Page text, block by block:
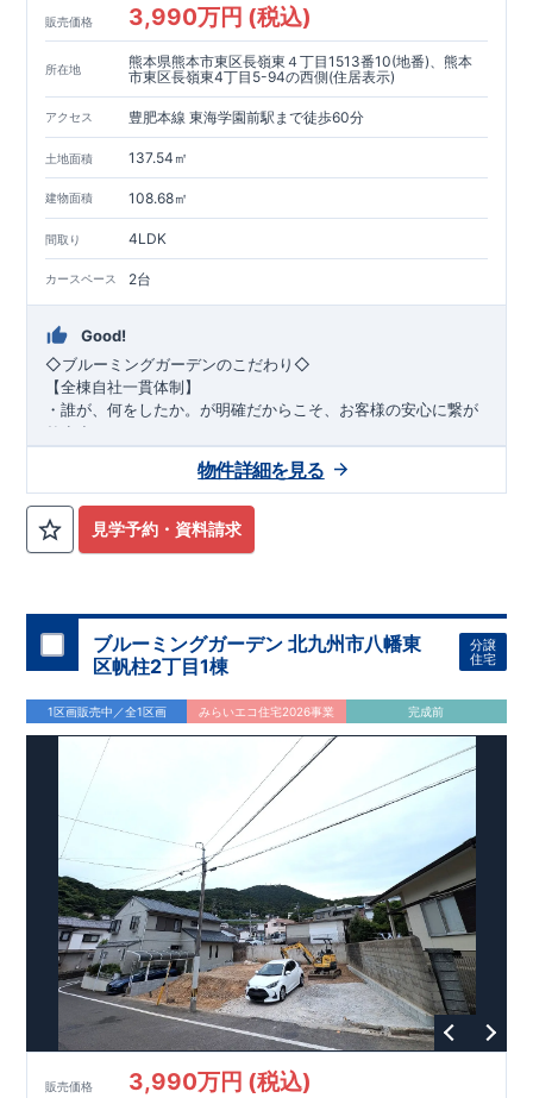
販売価格 3,990万円 (税込)
所在地
熊本県熊本市東区長嶺東４丁目1513番10(地番)、熊本
市東区長嶺東4丁目5-94の西側(住居表示)
アクセス 豊肥本線 東海学園前駅まで徒歩60分
土地面積 137.54㎡
建物面積 108.68㎡
間取り 4LDK
カースペース 2台
Good!
◇ブルーミングガーデンのこだわり◇
【全棟自社一貫体制】
・誰が、何をしたか。が明確だからこそ、お客様の安心に繋が
ります。
・不要な中間マージンを抑えることで、コストダウンに努めて
います。
【耐震等級3取得】
｢数百年に一度発生する地震に対して、倒壊、崩壊しない。｣
という基準から、さらに1.5倍の耐震力を達成しています。
【住宅性能評価ダブル取得】
・設計住宅性能評価：建物設計段階で、国が認めた第三者機関
が評価しています。
・建設住宅性能評価：評価を受けた図面通りに施工されている
か、建設までに、計4回のチェックが行われます。
図面や書類上だけでなく、現場の施工状況を検査した上で、品
質を保証しています。
【長期優良住宅】
長期優良住宅とは、｢良い家を作って、きちんと手入れをして、
長く大切に使う｣ことを目的とした認定制度。
住宅ローン減税、固定資産税などの税制優遇を受けられるだけ
でなく、中古市場でも、長期優良住宅が有利に働きます。
【充実のアフターサポート】
・東栄住宅では、お引渡し後最大10回の無料定期点検と、60年
間の品質保証を実施。
お引渡しからが本当のお付き合いだと考え、アフターサービス
を外部の業者に委託せず、
東栄住宅グループ「東栄ホームサービス株式会社」にて責任を
見学予約・資料請求
物件詳細を見る
ブルーミングガーデン 北九州市八幡東
区帆柱2丁目1棟
分譲
住宅
1区画販売中／全1区画 みらいエコ住宅2026事業 完成前
販売価格 3,990万円 (税込)